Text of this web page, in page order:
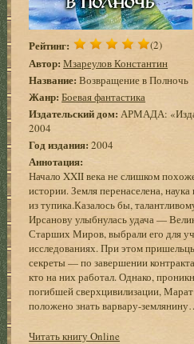
Рейтинг: (2)
Автор: Мзареулов Константин
Название: Возвращение в Полночь
Жанр: Боевая фантастика
Издательский дом: АРМАДА:
2004
Год издания: 2004
Аннотация:
Начало XXII века не слишком
истории. Земля перенаселена,
из тупика.Казалось бы,
Ирсанову улыбнулась удача —
Старших Миров, выбрали его для
исследованиях. При этом
секреты — по завершении
кто на них работал. Однако,
погибшей сверхцивилизации,
положено знать варвару-
Читать книгу Online